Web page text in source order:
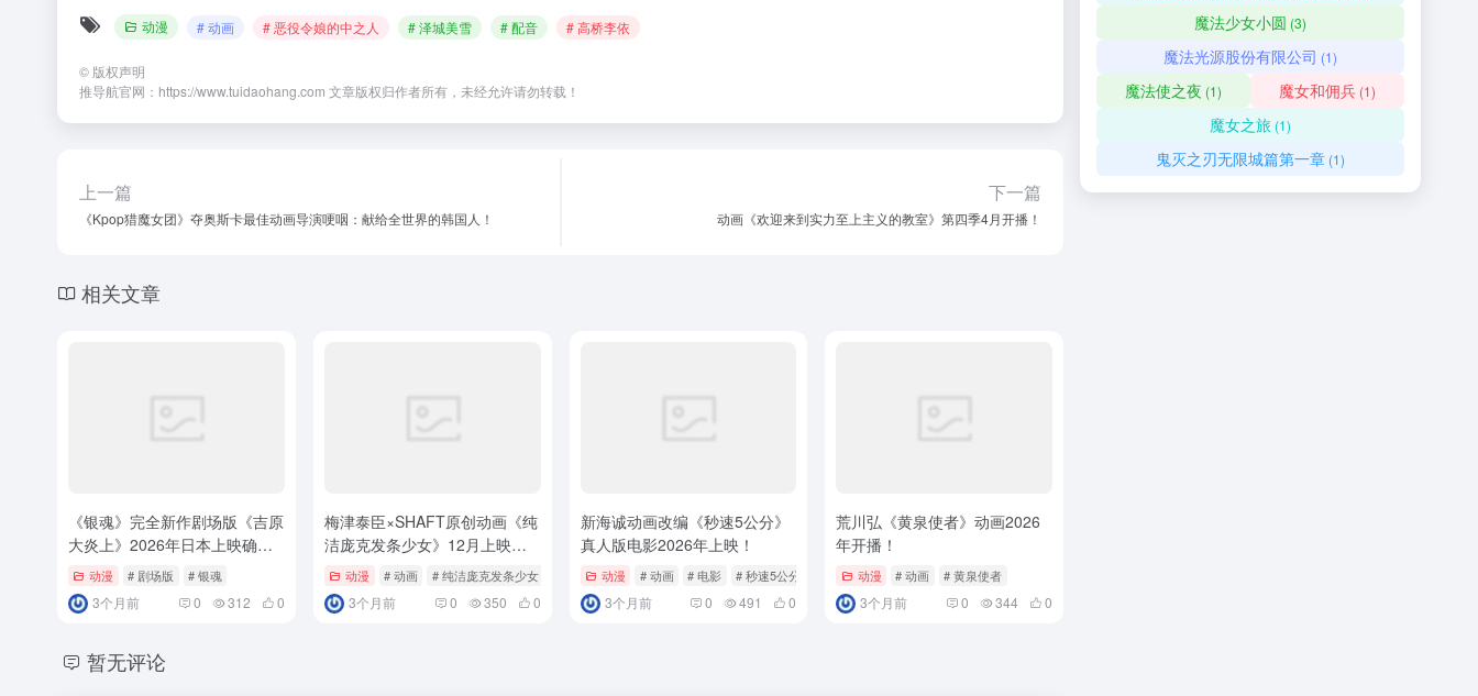
动漫 # 动画 # 恶役令娘的中之人 # 泽城美雪 # 配音 # 高桥李依
© 版权声明
推导航官网：https://www.tuidaohang.com 文章版权归作者所有，未经允许请勿转载！
上一篇
《Kpop猎魔女团》夺奥斯卡最佳动画导演哽咽：献给全世界的韩国人！
下一篇
动画《欢迎来到实力至上主义的教室》第四季4月开播！
相关文章
《银魂》完全新作剧场版《吉原
大炎上》2026年日本上映确
定！动漫 # 剧场版 # 银魂
3个月前 0 312 0
梅津泰臣×SHAFT原创动画《纯
洁庞克发条少女》12月上映确
定！动漫 # 动画 # 纯洁庞克发条少女
3个月前 0 350 0
新海诚动画改编《秒速5公分》
真人版电影2026年上映！
动漫 # 动画 # 电影 # 秒速5公分
3个月前 0 491 0
荒川弘《黄泉使者》动画2026
年开播！
动漫 # 动画 # 黄泉使者
3个月前 0 344 0
暂无评论
魔法少女小圆 (3)
魔法光源股份有限公司 (1)
魔法使之夜 (1) 魔女和佣兵 (1)
魔女之旅 (1)
鬼灭之刃无限城篇第一章 (1)